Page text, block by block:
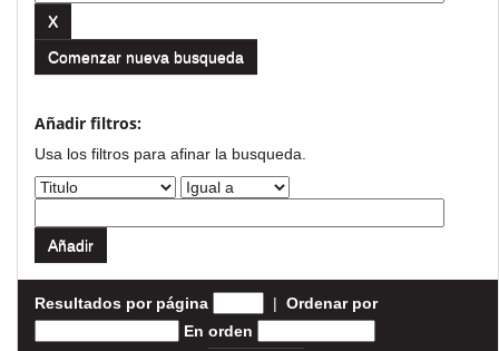
Comenzar nueva busqueda
Añadir filtros:
Usa los filtros para afinar la busqueda.
Resultados por página | Ordenar por
En orden